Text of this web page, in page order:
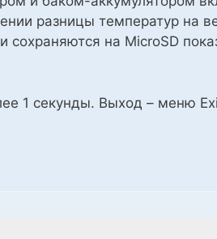
разницы температур на
сохраняются на MicroSD
1 секунды. Выход – меню